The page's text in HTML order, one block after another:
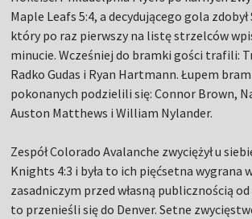
Maple Leafs 5:4, a decydującego gola
który po raz pierwszy na listę strzelców
minucie. Wcześniej do bramki gości trafili:
Radko Gudas i Ryan Hartmann. Łupem
pokonanych podzielili się: Connor Brown,
Auston Matthews i William Nylander.
Zespół Colorado Avalanche zwyciężył u
Knights 4:3 i była to ich pięćsetna wygrana
zasadniczym przed własną publicznością
to przenieśli się do Denver. Setne